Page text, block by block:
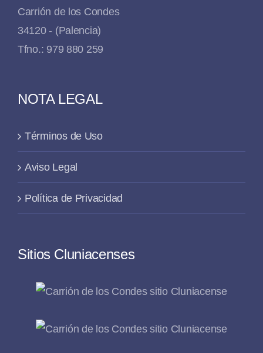
Carrión de los Condes
34120 - (Palencia)
Tfno.: 979 880 259
NOTA LEGAL
Términos de Uso
Aviso Legal
Política de Privacidad
Sitios Cluniacenses